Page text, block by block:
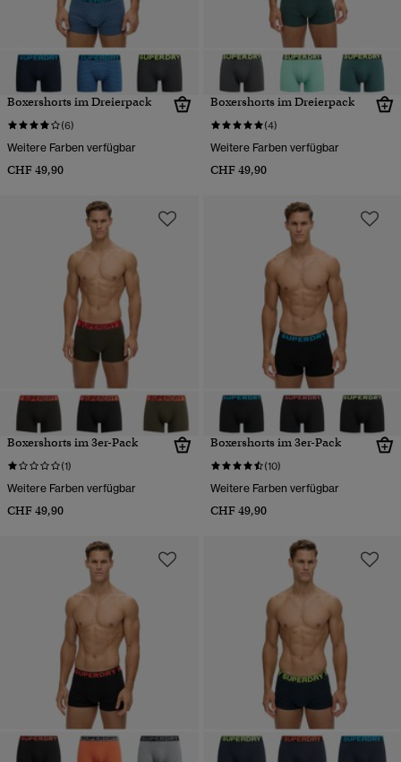
Boxershorts im Dreierpack
(6)
Weitere Farben verfügbar
CHF 49,90
Boxershorts im Dreierpack
(4)
Weitere Farben verfügbar
CHF 49,90
Boxershorts im 3er-Pack
(1)
Weitere Farben verfügbar
CHF 49,90
Boxershorts im 3er-Pack
(10)
Weitere Farben verfügbar
CHF 49,90